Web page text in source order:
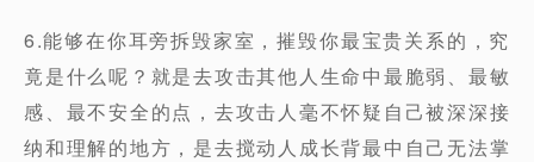
6.能够在你耳旁拆毁家室，摧毁你最宝贵关系的，究
竟是什么呢？就是去攻击其他人生命中最脆弱、最敏
感、最不安全的点，去攻击人毫不怀疑自己被深深接
纳和理解的地方，是去搅动人成长背最中自己无法掌